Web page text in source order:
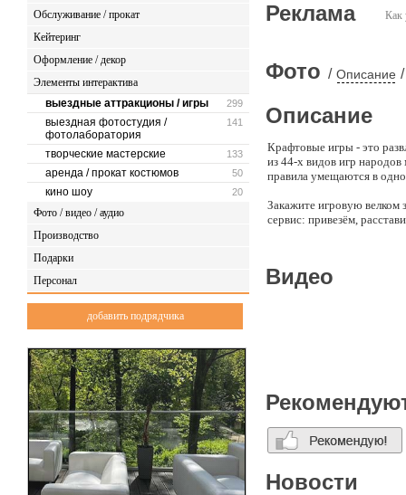
Обслуживание / прокат
Кейтеринг
Оформление / декор
Элементы интерактива
299
выездные аттракционы / игры
141
выездная фотостудия /
фотолаборатория
133
творческие мастерские
50
аренда / прокат костюмов
20
кино шоу
Фото / видео / аудио
Производство
Подарки
Персонал
добавить подрядчика
Как
Реклама
Фото / Описание /
Описание
Крафтовые игры - это
из 44-х видов игр
правила умещаются в
Закажите игровую
сервис: привезём,
Сет 2 (8 игр + доставка,
Видео
Новости